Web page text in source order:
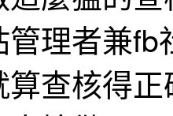
理者兼
查核得